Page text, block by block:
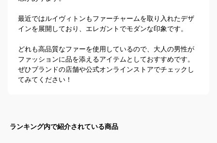
最近ではルイヴィトンもファーチャームを取り入れたデザ
インを展開しており、エレガントでモダンな印象です。
どれも高品質なファーを使用しているので、大人の男性が
ファッションに品を添えるアイテムとしておすすめです。
ぜひブランドの店舗や公式オンラインストアでチェックし
てみてください！
ランキング内で紹介されている商品